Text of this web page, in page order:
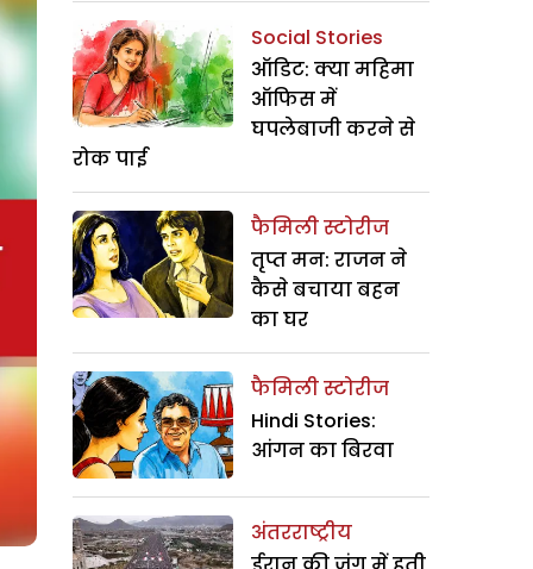
Social Stories
ऑडिट: क्या महिमा
ऑफिस में
घपलेबाजी करने से
रोक पाई
फैमिली स्टोरीज
तृप्त मन: राजन ने
कैसे बचाया बहन
का घर
फैमिली स्टोरीज
Hindi Stories:
आंगन का बिरवा
अंतरराष्ट्रीय